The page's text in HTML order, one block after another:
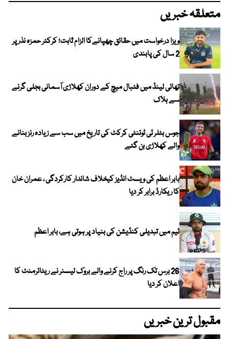
متعلقہ خبریں
ویزا درخواست میں حقائق چھپانےکا الزام ثابت؛ کرکٹر حمزہ نذر پر
2 سال کی پابندی
تھائی لینڈ میں فٹبال میچ کے دوران کھلاڑی آسمانی بجلی گرنے
سے ہلاک
جوس بٹلر ٹی ٹوئنٹی کرکٹ کی تاریخ میں سب سے زیادہ رنز بنانے
والے کھلاڑی بن گئے
بابر اعظم کی ویسٹ انڈیز کیخلاف شاندار کارکردگی ، عمران خان
کا ریکارڈ برابر کر دیا
ٹیم میں تبدیلی کنڈیشن کی بنیاد پر ہوتی ہے، بابر اعظم
26 برس تک رنگ پر راج کرنے والے بروک لیسنر نے ریٹائرمنٹ کا
اعلان کر دیا
مقبول ترین خبریں